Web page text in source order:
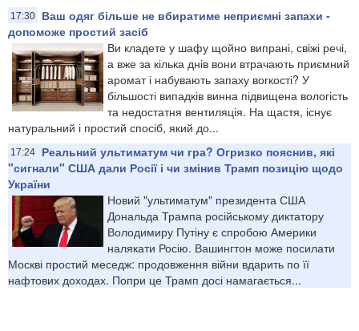
17:30
Ваш одяг більше не вбиратиме неприємні запахи -
допоможе простий засіб
Ви кладете у шафу щойно випрані, свіжі речі,
а вже за кілька днів вони втрачають приємний
аромат і набувають запаху вогкості? У
більшості випадків винна підвищена вологість
та недостатня вентиляція. На щастя, існує
натуральний і простий спосіб, який до...
17:24
Реальний ультиматум чи гра? Огризко пояснив, які
"сигнали" США дали Росії і чи змінив Трамп позицію щодо
України
Новий "ультиматум" президента США
Дональда Трампа російському диктатору
Володимиру Путіну є спробою Америки
налякати Росію. Вашингтон може посилати
Москві простий меседж: продовження війни вдарить по її
нафтових доходах. Попри це Трамп досі намагається...